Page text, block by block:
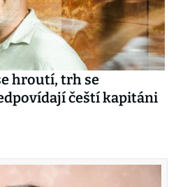
hroutí, trh se
čeští kapitáni